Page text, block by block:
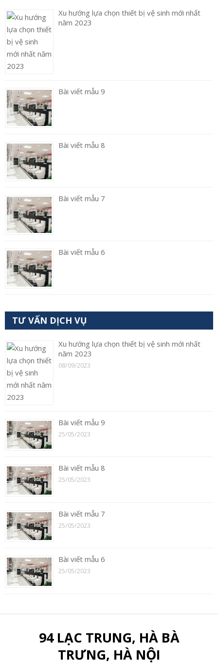
Xu hướng lựa chọn thiết bị vệ sinh mới nhất
năm 2023
Bài viết mẫu 9
Bài viết mẫu 8
Bài viết mẫu 7
Bài viết mẫu 6
TƯ VẤN DỊCH VỤ
Xu hướng lựa chọn thiết bị vệ sinh mới nhất
năm 2023
08/09/2023
Bài viết mẫu 9
25/05/2023
Bài viết mẫu 8
25/05/2023
Bài viết mẫu 7
25/05/2023
Bài viết mẫu 6
25/05/2023
94 LẠC TRUNG, HÀ BÀ
TRƯNG, HÀ NỘI